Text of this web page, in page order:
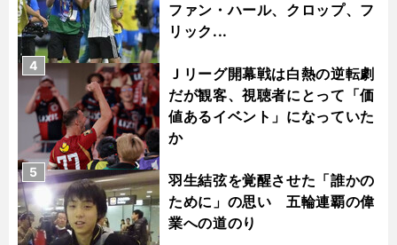
ファン・ハール、クロップ、フ
リック...
Ｊリーグ開幕戦は白熱の逆転劇
だが観客、視聴者にとって「価
値あるイベント」になっていた
か
4
羽生結弦を覚醒させた「誰かの
ために」の思い 五輪連覇の偉
業への道のり
5